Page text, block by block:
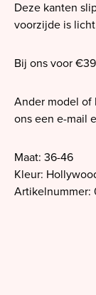
Deze kanten
voorzijde is
Bij ons voor
Ander model of
ons een e-mail
Maat: 36-46
Kleur:
Artikelnummer: